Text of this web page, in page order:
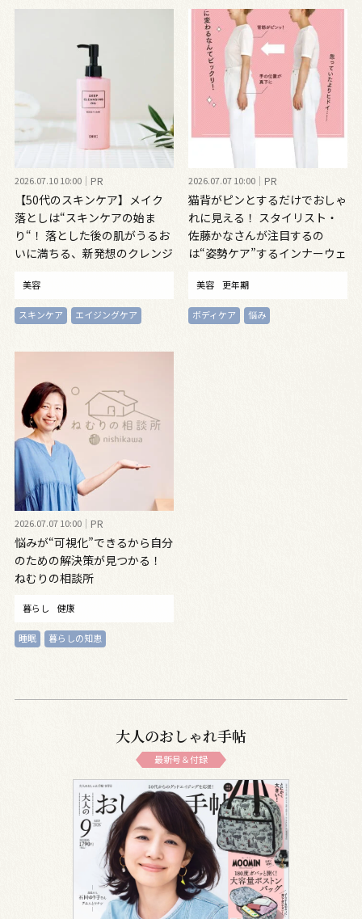
2026.07.10 10:00 PR
【50代のスキンケア】メイク
落としは“スキンケアの始ま
り“！ 落とした後の肌がうるお
いに満ちる、新発想のクレンジ
美容
スキンケア エイジングケア
2026.07.07 10:00 PR
猫背がピンとするだけでおしゃ
れに見える！ スタイリスト・
佐藤かなさんが注目するの
は“姿勢ケア”するインナーウェ
美容 更年期
ボディケア 悩み
2026.07.07 10:00 PR
悩みが“可視化”できるから自分
のための解決策が見つかる！
ねむりの相談所
暮らし 健康
睡眠 暮らしの知恵
大人のおしゃれ手帖
最新号＆付録